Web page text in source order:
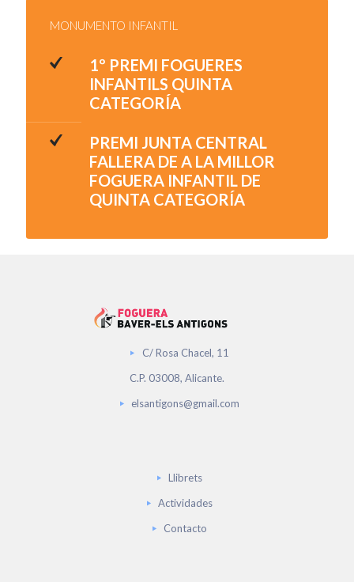
MONUMENTO INFANTIL
1º PREMI FOGUERES
INFANTILS QUINTA
CATEGORÍA
PREMI JUNTA CENTRAL
FALLERA DE A LA MILLOR
FOGUERA INFANTIL DE
QUINTA CATEGORÍA
C/ Rosa Chacel, 11
C.P. 03008, Alicante.
elsantigons@gmail.com
Llibrets
Actividades
Contacto